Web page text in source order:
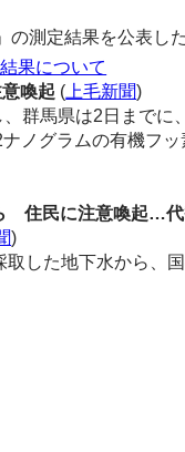
測定結果を公表した
果について
喚起 ( 上毛新聞)
群馬県は2日までに
ノグラムの有機フッ
民に注意喚起…代
)
した地下水から、